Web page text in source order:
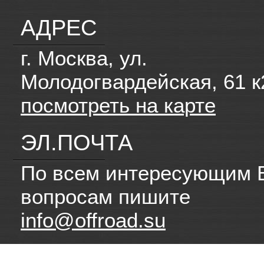
АДРЕС
г. Москва, ул.
Молодогвардейская, 61
посмотреть на карте
ЭЛ.ПОЧТА
По всем интересующим
вопросам пишите
info@offroad.su